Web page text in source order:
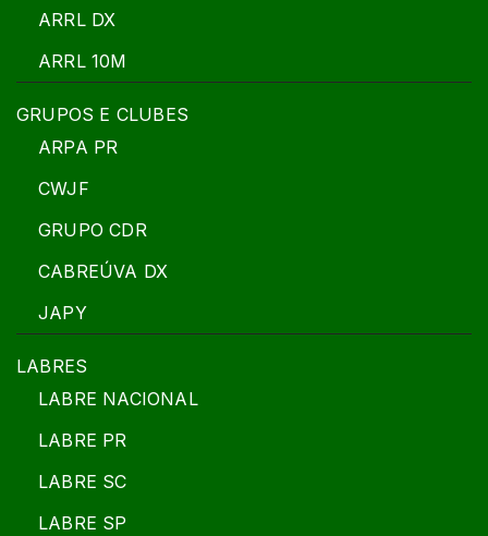
ARRL DX
ARRL 10M
GRUPOS E CLUBES
ARPA PR
CWJF
GRUPO CDR
CABREÚVA DX
JAPY
LABRES
LABRE NACIONAL
LABRE PR
LABRE SC
LABRE SP